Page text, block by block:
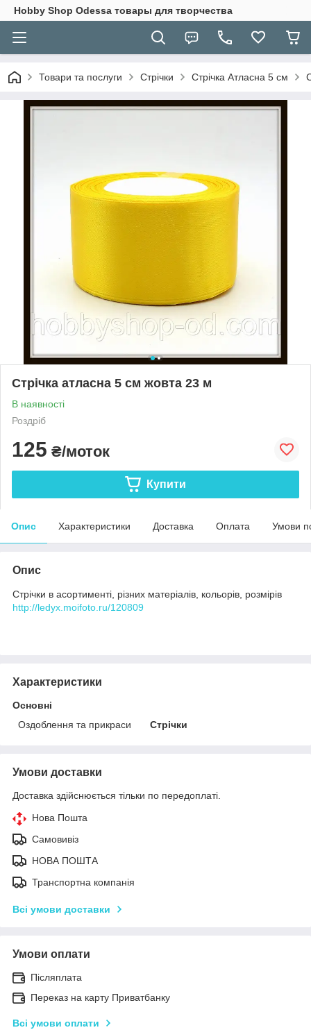
Hobbу Shop Odessa товары для творчества
Товари та послуги Стрічки Стрічка Атласна 5 см
Стрічка атласна 5 см жовта 23 м
В наявності
Роздріб
125 ₴/моток
Купити
Опис Характеристики Доставка Оплата Умови
Опис
Стрічки в асортименті, різних матеріалів, кольорів, розмірів
http://ledyx.moifoto.ru/120809
Характеристики
Основні
Оздоблення та прикраси
Стрічки
Умови доставки
Доставка здійснюється тільки по передоплаті.
Нова Пошта
Самовивіз
НОВА ПОШТА
Транспортна компанія
Всі умови доставки
Умови оплати
Післяплата
Переказ на карту Приватбанку
Всі умови оплати